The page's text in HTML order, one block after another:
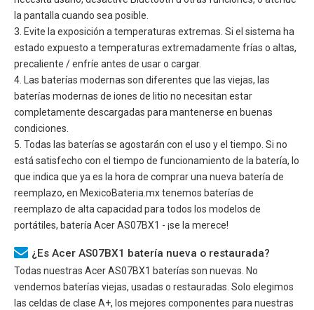
la pantalla cuando sea posible.
3. Evite la exposición a temperaturas extremas. Si el sistema ha
estado expuesto a temperaturas extremadamente frías o altas,
precaliente / enfríe antes de usar o cargar.
4. Las baterías modernas son diferentes que las viejas, las
baterías modernas de iones de litio no necesitan estar
completamente descargadas para mantenerse en buenas
condiciones.
5. Todas las baterías se agostarán con el uso y el tiempo. Si no
está satisfecho con el tiempo de funcionamiento de la batería, lo
que indica que ya es la hora de comprar una nueva batería de
reemplazo, en MexicoBateria.mx tenemos baterías de
reemplazo de alta capacidad para todos los modelos de
portátiles, batería Acer AS07BX1 - ¡se la merece!
¿Es Acer AS07BX1 batería nueva o restaurada?
Todas nuestras Acer AS07BX1 baterías son nuevas. No
vendemos baterías viejas, usadas o restauradas. Solo elegimos
las celdas de clase A+, los mejores componentes para nuestras